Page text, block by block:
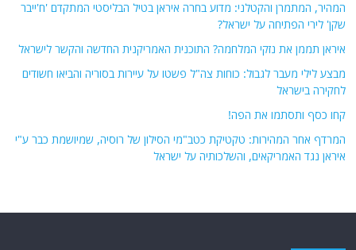
המהיר, המתמרן והקטלני: מדוע בחרה איראן בטיל הבליסטי המתקדם 'ח'ייבר
שקן' לירי הפתיחה על ישראל?
איראן תממן את נזקי המלחמה? התוכנית האמריקנית החדשה והקשר לישראל
מבצע לילי מעבר לגבול: כוחות צה"ל פשטו על עיירות בסוריה והביאו חשודים
לחקירה בישראל
קחו כסף ותסתמו את הפה!
המרדף אחר המהירות: טקטיקת כטב"מי הסילון של רוסיה, שמיושמת כבר ע"י
איראן נגד האמריקאים, והשלכותיה על ישראל